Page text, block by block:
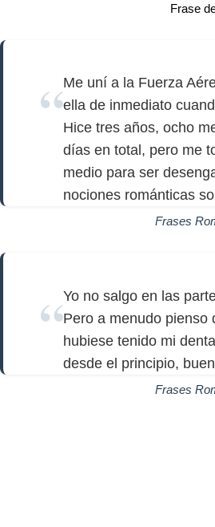
Frase
Me uní a la Fuerza
ella de inmediato
Hice tres años, ocho
días en total, pero me
medio para ser
nociones románticas
Frases
Yo no salgo en las
Pero a menudo pienso
hubiese tenido mi
desde el principio,
Frases